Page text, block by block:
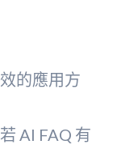
的應用方
AI FAQ 有